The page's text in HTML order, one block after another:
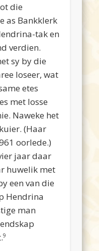
die
as Bankklerk
tak en
verdien.
sy by die
loseer, wat
etes
met losse
Naweke het
(Haar
oorlede.)
jaar daar
huwelik met
een van die
Hendrina
man
9